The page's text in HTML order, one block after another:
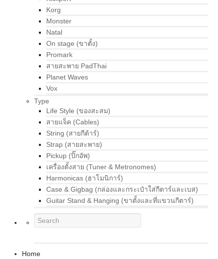
Korg
Monster
Natal
On stage (ขาตั้ง)
Promark
สายสะพาย PadThai
Planet Waves
Vox
Type
Life Style (ของสะสม)
สายแจ็ค (Cables)
String (สายกีต้าร์)
Strap (สายสะพาย)
Pickup (ปิ๊กอัพ)
เครื่องตั้งสาย (Tuner & Metronomes)
Harmonicas (ฮาโมนิการ์)
Case & Gigbag (กล่องและกระเป๋าใส่กีตาร์และเบส)
Guitar Stand & Hanging (ขาตั้งและที่แขวนกีตาร์)
Home